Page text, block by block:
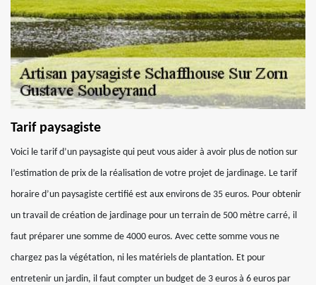
Tarif paysagiste
Voici le tarif d’un paysagiste qui peut vous aider à avoir plus de notion sur
l’estimation de prix de la réalisation de votre projet de jardinage. Le tarif
horaire d’un paysagiste certifié est aux environs de 35 euros. Pour obtenir
un travail de création de jardinage pour un terrain de 500 mètre carré, il
faut préparer une somme de 4000 euros. Avec cette somme vous ne
chargez pas la végétation, ni les matériels de plantation. Et pour
entretenir un jardin, il faut compter un budget de 3 euros à 6 euros par